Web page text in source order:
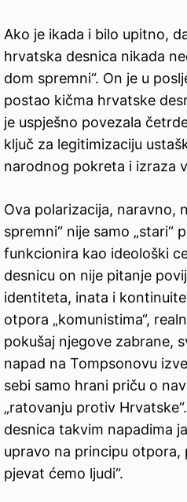
Ako je ikada i bilo upitno,
hrvatska desnica nikada
dom spremni“. On je u
postao kičma hrvatske
je uspješno povezala
ključ za legitimizaciju
narodnog pokreta i izraza
Ova polarizacija, naravno,
spremni“ nije samo „stari“
funkcionira kao ideološki
desnicu on nije pitanje
identiteta, inata i
otpora „komunistima“,
pokušaj njegove zabrane,
napad na Tompsonovu
sebi samo hrani priču o
„ratovanju protiv
desnica takvim napadima
upravo na principu otpora,
pjevat ćemo ljudi“.